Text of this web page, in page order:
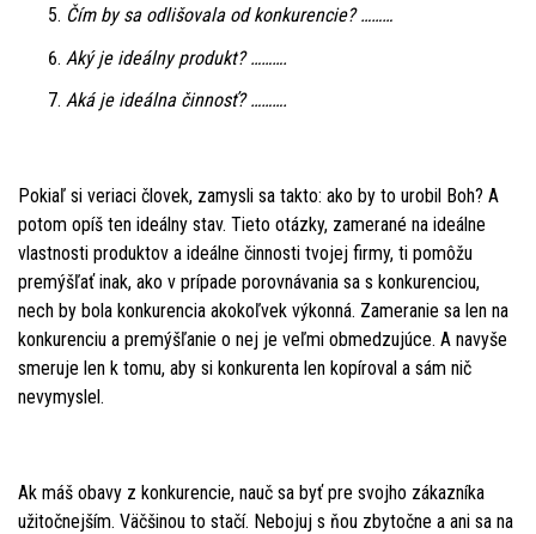
Čím by sa odlišovala od konkurencie? ………
Aký je ideálny produkt? ……….
Aká je ideálna činnosť? ……….
Pokiaľ si veriaci človek, zamysli sa takto: ako by to urobil Boh? A
potom opíš ten ideálny stav. Tieto otázky, zamerané na ideálne
vlastnosti produktov a ideálne činnosti tvojej firmy, ti pomôžu
premýšľať inak, ako v prípade porovnávania sa s konkurenciou,
nech by bola konkurencia akokoľvek výkonná. Zameranie sa len na
konkurenciu a premýšľanie o nej je veľmi obmedzujúce. A navyše
smeruje len k tomu, aby si konkurenta len kopíroval a sám nič
nevymyslel.
Ak máš obavy z konkurencie, nauč sa byť pre svojho zákazníka
užitočnejším. Väčšinou to stačí. Nebojuj s ňou zbytočne a ani sa na